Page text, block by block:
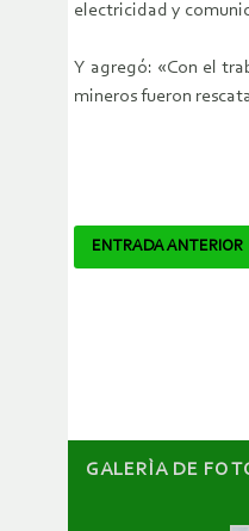
electricidad y
Y agregó: «Con el
mineros fueron
ENTRADA ANTERIOR
GALERÌA DE